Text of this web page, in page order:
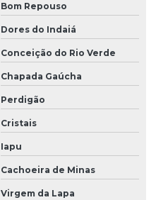
Bom Repouso
Dores do Indaiá
Conceição do Rio Verde
Chapada Gaúcha
Perdigão
Cristais
Iapu
Cachoeira de Minas
Virgem da Lapa